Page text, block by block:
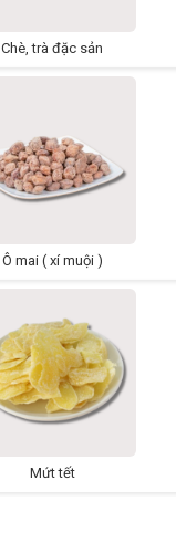
Chè, trà đặc sản
Ô mai ( xí muội )
Mứt tết